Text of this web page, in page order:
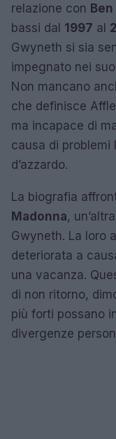
relazione con
bassi dal 1997 al
Gwyneth si sia
impegnato nei
Non mancano
che definisce
ma incapace di
causa di problemi
d’azzardo.
La biografia
Madonna,
Gwyneth. La loro
deteriorata a
una vacanza.
di non ritorno,
più forti possano
divergenze